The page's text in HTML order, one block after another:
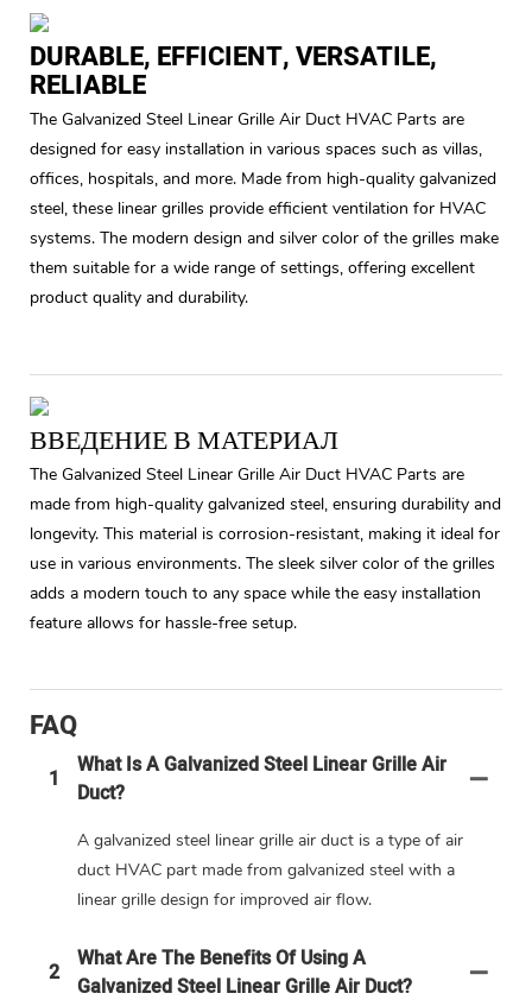
DURABLE, EFFICIENT, VERSATILE,
RELIABLE
The Galvanized Steel Linear Grille Air Duct HVAC Parts are
designed for easy installation in various spaces such as villas,
offices, hospitals, and more. Made from high-quality galvanized
steel, these linear grilles provide efficient ventilation for HVAC
systems. The modern design and silver color of the grilles make
them suitable for a wide range of settings, offering excellent
product quality and durability.
ВВЕДЕНИЕ В МАТЕРИАЛ
The Galvanized Steel Linear Grille Air Duct HVAC Parts are
made from high-quality galvanized steel, ensuring durability and
longevity. This material is corrosion-resistant, making it ideal for
use in various environments. The sleek silver color of the grilles
adds a modern touch to any space while the easy installation
feature allows for hassle-free setup.
FAQ
1
What Is A Galvanized Steel Linear Grille Air
Duct?
A galvanized steel linear grille air duct is a type of air
duct HVAC part made from galvanized steel with a
linear grille design for improved air flow.
2
What Are The Benefits Of Using A
Galvanized Steel Linear Grille Air Duct?